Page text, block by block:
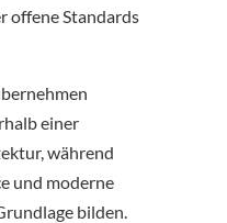
offene Standards
einer
während
und moderne
bilden.